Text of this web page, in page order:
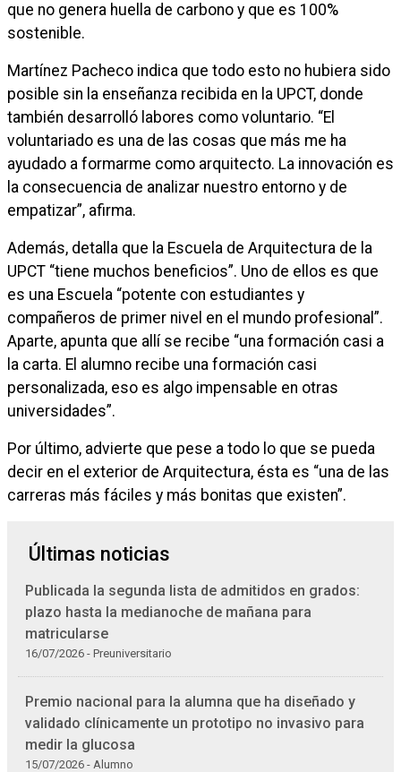
que no genera huella de carbono y que es 100%
sostenible.
Martínez Pacheco indica que todo esto no hubiera sido
posible sin la enseñanza recibida en la UPCT, donde
también desarrolló labores como voluntario. “El
voluntariado es una de las cosas que más me ha
ayudado a formarme como arquitecto. La innovación es
la consecuencia de analizar nuestro entorno y de
empatizar”, afirma.
Además, detalla que la Escuela de Arquitectura de la
UPCT “tiene muchos beneficios”. Uno de ellos es que
es una Escuela “potente con estudiantes y
compañeros de primer nivel en el mundo profesional”.
Aparte, apunta que allí se recibe “una formación casi a
la carta. El alumno recibe una formación casi
personalizada, eso es algo impensable en otras
universidades”.
Por último, advierte que pese a todo lo que se pueda
decir en el exterior de Arquitectura, ésta es “una de las
carreras más fáciles y más bonitas que existen”.
Últimas noticias
Publicada la segunda lista de admitidos en grados:
plazo hasta la medianoche de mañana para
matricularse
16/07/2026 - Preuniversitario
Premio nacional para la alumna que ha diseñado y
validado clínicamente un prototipo no invasivo para
medir la glucosa
15/07/2026 - Alumno